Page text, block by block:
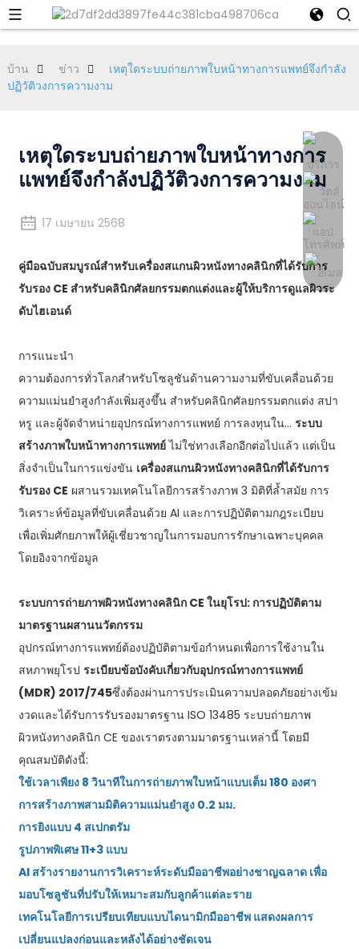
บ้าน ข่าว
เหตุใดระบบถ่ายภาพใบหน้าทางการแพทย์จึงกำลัง
ปฏิวัติวงการความงาม
เหตุใดระบบถ่ายภาพใบหน้าทางการ
แพทย์จึงกำลังปฏิวัติวงการความงาม
17 เมษายน 2568
คู่มือฉบับสมบูรณ์สำหรับเครื่องสแกนผิวหนังทางคลินิกที่ได้รับการ
รับรอง CE สำหรับคลินิกศัลยกรรมตกแต่งและผู้ให้บริการดูแลผิวระ
ดับไฮเอนด์
การแนะนำ
ความต้องการทั่วโลกสำหรับโซลูชันด้านความงามที่ขับเคลื่อนด้วย
ความแม่นยำสูงกำลังเพิ่มสูงขึ้น สำหรับคลินิกศัลยกรรมตกแต่ง สปา
หรู และผู้จัดจำหน่ายอุปกรณ์ทางการแพทย์ การลงทุนใน... ระบบ
สร้างภาพใบหน้าทางการแพทย์ไม่ใช่ทางเลือกอีกต่อไปแล้ว แต่เป็น
สิ่งจำเป็นในการแข่งขัน เครื่องสแกนผิวหนังทางคลินิกที่ได้รับการ
รับรอง CE ผสานรวมเทคโนโลยีการสร้างภาพ 3 มิติที่ล้ำสมัย การ
วิเคราะห์ข้อมูลที่ขับเคลื่อนด้วย AI และการปฏิบัติตามกฎระเบียบ
เพื่อเพิ่มศักยภาพให้ผู้เชี่ยวชาญในการมอบการรักษาเฉพาะบุคคล
โดยอิงจากข้อมูล
ระบบการถ่ายภาพผิวหนังทางคลินิก CE ในยุโรป: การปฏิบัติตาม
มาตรฐานผสานนวัตกรรม
อุปกรณ์ทางการแพทย์ต้องปฏิบัติตามข้อกำหนดเพื่อการใช้งานใน
สหภาพยุโรป ระเบียบข้อบังคับเกี่ยวกับอุปกรณ์ทางการแพทย์
(MDR) 2017/745ซึ่งต้องผ่านการประเมินความปลอดภัยอย่างเข้ม
งวดและได้รับการรับรองมาตรฐาน ISO 13485 ระบบถ่ายภาพ
ผิวหนังทางคลินิก CE ของเราตรงตามมาตรฐานเหล่านี้ โดยมี
คุณสมบัติดังนี้:
ใช้เวลาเพียง 8 วินาทีในการถ่ายภาพใบหน้าแบบเต็ม 180 องศา
การสร้างภาพสามมิติความแม่นยำสูง 0.2 มม.
การยิงแบบ 4 สเปกตรัม
รูปภาพพิเศษ 11+3 แบบ
AI สร้างรายงานการวิเคราะห์ระดับมืออาชีพอย่างชาญฉลาด เพื่อ
มอบโซลูชันที่ปรับให้เหมาะสมกับลูกค้าแต่ละราย
เทคโนโลยีการเปรียบเทียบแบบไดนามิกมืออาชีพ แสดงผลการ
เปลี่ยนแปลงก่อนและหลังได้อย่างชัดเจน